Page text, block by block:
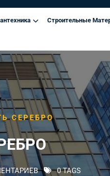
Строительные
СЕРЕБРО
0 TAGS